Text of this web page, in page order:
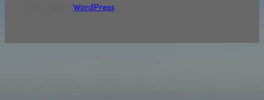
WordPress